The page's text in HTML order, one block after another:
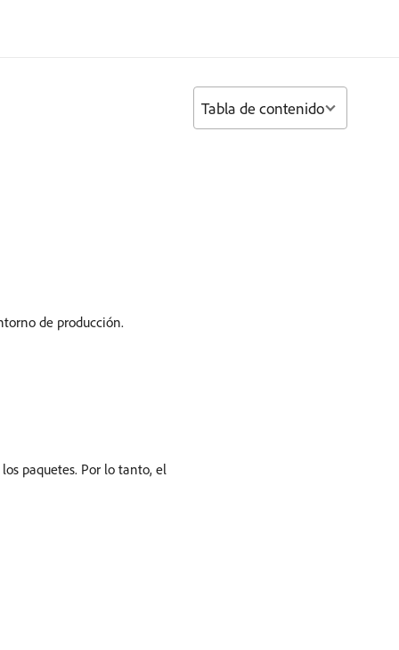
de producción.
paquetes. Por lo tanto, el
Tabla de contenido